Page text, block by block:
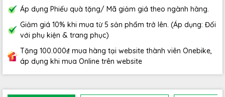
Áp dụng Phiếu quà tặng/ Mã giảm giá theo ngành hàng.
Giảm giá 10% khi mua từ 5 sản phẩm trở lên. (Áp dụng: Đối
với phụ kiện & trang phục)
Tặng 100.000₫ mua hàng tại website thành viên Onebike,
áp dụng khi mua Online trên website